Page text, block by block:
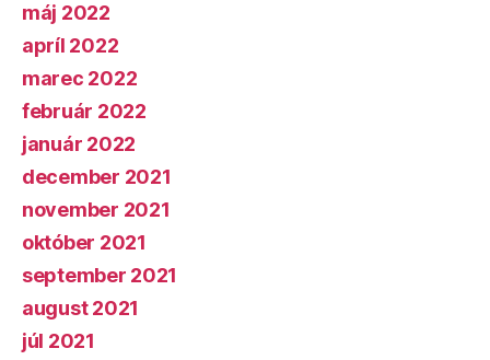
máj 2022
apríl 2022
marec 2022
február 2022
január 2022
december 2021
november 2021
október 2021
september 2021
august 2021
júl 2021